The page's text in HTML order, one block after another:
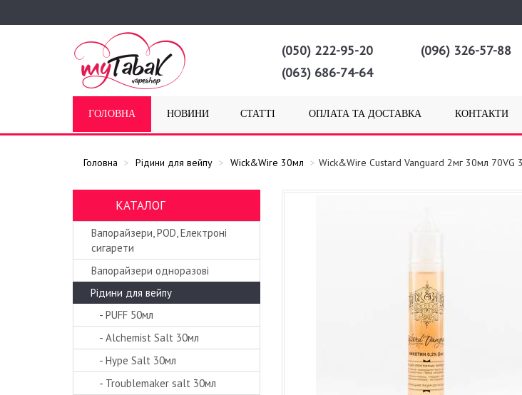
(050) 222-95-20
(063) 686-74-64
(096) 326-57-88
ГОЛОВНА НОВИНИ СТАТТІ ОПЛАТА ТА ДОСТАВКА КОНТАКТИ
Головна Рідини для вейпу Wick&Wire 30мл Wick&Wire Custard Vanguard 2мг 30мл 70VG
КАТАЛОГ
Вапорайзери, POD, Електроні
сигарети
Вапорайзери одноразові
Рідини для вейпу
- PUFF 50мл
- Alchemist Salt 30мл
- Hype Salt 30мл
- Troublemaker salt 30мл